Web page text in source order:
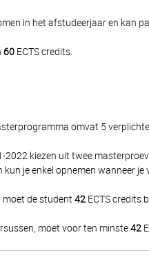
in het afstudeerjaar en kan
60 ECTS credits.
omvat 5
kiezen uit twee
je enkel opnemen wanneer
moet de student 42 ECTS credits
moet voor ten minste42